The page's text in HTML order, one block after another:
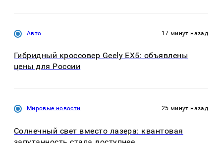
Авто 17 минут назад
Гибридный кроссовер Geely EX5: объявлены
цены для России
Мировые новости 25 минут назад
Солнечный свет вместо лазера: квантовая